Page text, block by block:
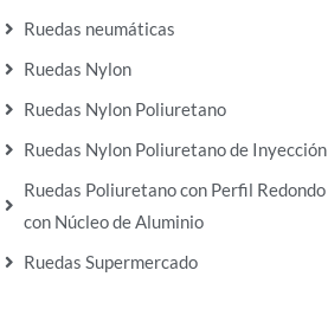
Ruedas neumáticas
Ruedas Nylon
Ruedas Nylon Poliuretano
Ruedas Nylon Poliuretano de Inyección
Ruedas Poliuretano con Perfil Redondo
con Núcleo de Aluminio
Ruedas Supermercado